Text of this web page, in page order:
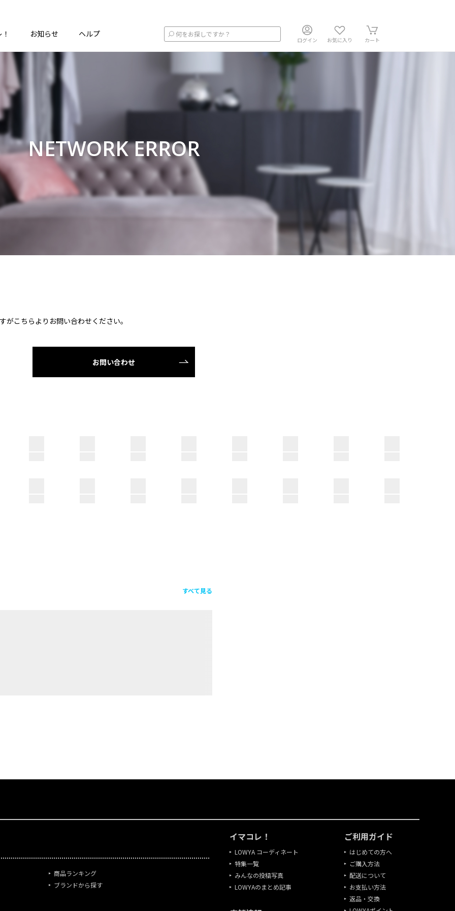
お知らせ ヘルプ
ログイン お気に入り カート
NETWORK ERROR
こちらよりお問い合わせください。
お問い合わせ
すべて見る
商品ランキング
ブランドから探す
イマコレ！
LOWYA コーディネート
特集一覧
みんなの投稿写真
LOWYAのまとめ記事
ご利用ガイド
はじめての方へ
ご購入方法
配送について
お支払い方法
返品・交換